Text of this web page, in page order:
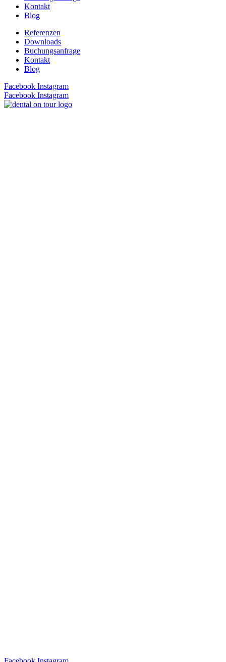
Kontakt
Blog
Referenzen
Downloads
Buchungsanfrage
Kontakt
Blog
Facebook Instagram
Facebook Instagram